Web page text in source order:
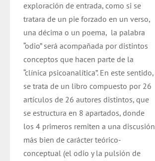
exploración de entrada, como si se
tratara de un pie forzado en un verso,
una décima o un poema, la palabra
“odio” será acompañada por distintos
conceptos que hacen parte de la
“clínica psicoanalítica”. En este sentido,
se trata de un libro compuesto por 26
artículos de 26 autores distintos, que
se estructura en 8 apartados, donde
los 4 primeros remiten a una discusión
más bien de carácter teórico-
conceptual (el odio y la pulsión de